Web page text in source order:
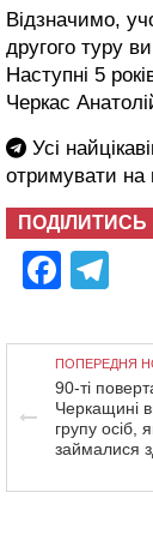
Відзначимо,
другого туру
Наступні 5
Черкас
Усі
отримувати на
ПОДІЛИТИСЬ
ПОПЕРЕДНЯ
90-ті
Черкащині
групу осіб,
займалися